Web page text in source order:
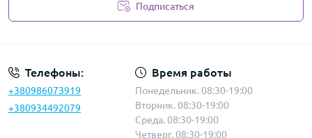
Подписаться
Телефоны:
+380986073919
+380934492079
Время работы
Понедельник. 08:30-19:00
Вторник. 08:30-19:00
Среда. 08:30-19:00
Четверг. 08:30-19:00